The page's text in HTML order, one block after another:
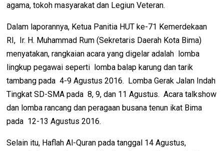
agama, tokoh masyarakat dan Legiun Veteran.
Dalam laporannya, Ketua Panitia HUT ke-71 Kemerdekaan
RI, Ir. H. Muhammad Rum (Sekretaris Daerah Kota Bima)
menyatakan, rangkaian acara yang digelar adalah lomba
lingkup pegawai seperti lomba balap karung dan tarik
tambang pada 4-9 Agustus 2016. Lomba Gerak Jalan Indah
Tingkat SD-SMA pada 8, 9, dan 11 Agustus. Acara talkshow
dan lomba rancang dan peragaan busana tenun ikat Bima
pada 12-13 Agustus 2016.
Selain itu, Haflah Al-Quran pada tanggal 14 Agustus,